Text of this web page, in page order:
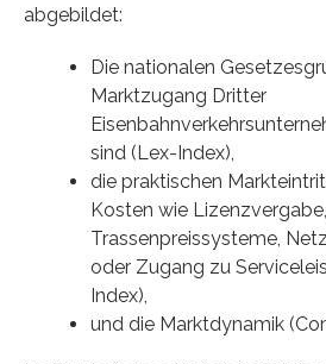
abgebildet:
Die nationalen
Marktzugang Dritter
sind (Lex-Index),
die praktischen
Kosten wie Lizenzvergabe,
Trassenpreissysteme,
oder Zugang zu
Index),
und die Marktdynamik